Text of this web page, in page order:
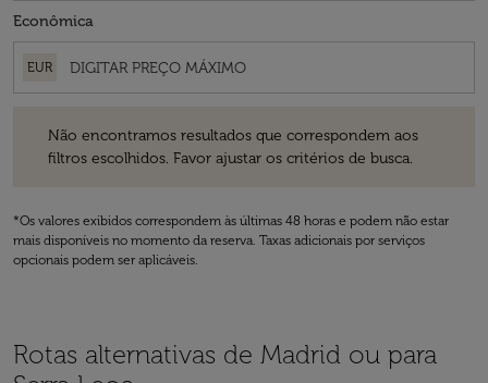
Econômica
EUR
Não encontramos resultados que correspondem aos
filtros escolhidos. Favor ajustar os critérios de busca.
*Os valores exibidos correspondem às últimas 48 horas e podem não estar
mais disponíveis no momento da reserva. Taxas adicionais por serviços
opcionais podem ser aplicáveis.
Rotas alternativas de Madrid ou para